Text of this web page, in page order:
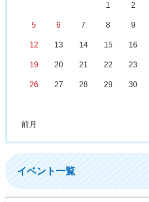
1 2
5 6 7 8 9
12 13 14 15 16
19 20 21 22 23
26 27 28 29 30
前月
イベント一覧